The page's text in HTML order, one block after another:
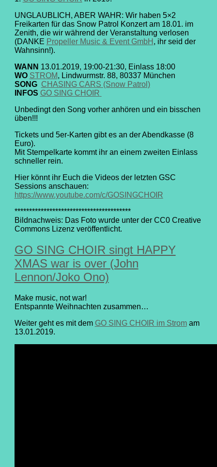
UNGLAUBLICH, ABER WAHR: Wir haben 5×2
Freikarten für das Snow Patrol Konzert am 18.01. im
Zenith, die wir während der Veranstaltung verlosen
(DANKE Propeller Music & Event GmbH , ihr seid der
Wahnsinn!).
WANN 13.01.2019, 19:00-21:30, Einlass 18:00
WO STROM, Lindwurmstr. 88, 80337 München
SONG CHASING CARS (Snow Patrol)
INFOS GO SING CHOIR
Unbedingt den Song vorher anhören und ein bisschen
üben!!!
Tickets und 5er-Karten gibt es an der Abendkasse (8
Euro).
Mit Stempelkarte kommt ihr an einem zweiten Einlass
schneller rein.
Hier könnt ihr Euch die Videos der letzten GSC
Sessions anschauen:
https://www.youtube.com/c/GOSINGCHOIR
****************************************
Bildnachweis: Das Foto wurde unter der CC0 Creative
Commons Lizenz veröffentlicht.
GO SING CHOIR singt HAPPY
XMAS war is over (John
Lennon/Joko Ono)
Make music, not war!
Entspannte Weihnachten zusammen…
Weiter geht es mit dem GO SING CHOIR im Stromam
13.01.2019.